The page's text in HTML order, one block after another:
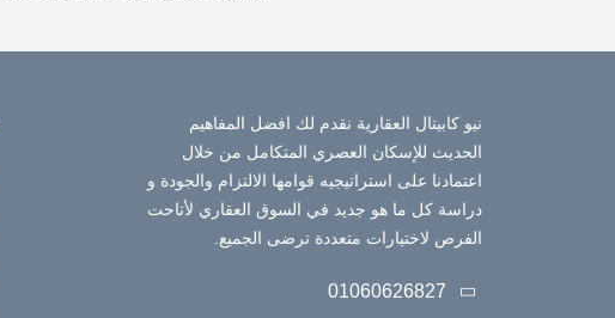
نيو كابيتال العقارية نقدم لك افضل المفاهيم
الحديث للإسكان العصري المتكامل من خلال
اعتمادنا على استراتيجيه قوامها الالتزام والجودة و
دراسة كل ما هو جديد في السوق العقاري لأتاحت
الفرص لاختيارات متعددة ترضى الجميع.
01060626827